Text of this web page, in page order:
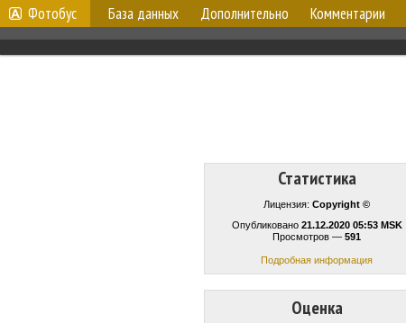
Фотобус База данных Дополнительно Комментарии
Статистика
Лицензия: Copyright ©
Опубликовано 21.12.2020 05:53 MSK
Просмотров — 591
Подробная информация
Оценка